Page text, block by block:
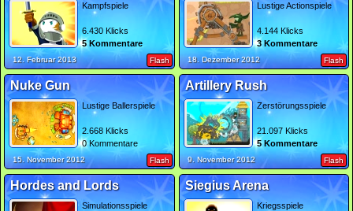
Kampfspiele
6.430 Klicks
5 Kommentare
12. Februar 2013 Flash
Lustige Actionspiele
4.144 Klicks
3 Kommentare
18. Dezember 2012 Flash
Nuke Gun
Lustige Ballerspiele
2.668 Klicks
0 Kommentare
15. November 2012 Flash
Artillery Rush
Zerstörungsspiele
21.097 Klicks
5 Kommentare
9. November 2012 Flash
Hordes and Lords
Simulationsspiele
Siegius Arena
Kriegsspiele